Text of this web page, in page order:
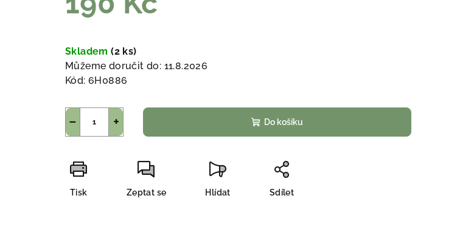
cena:
Skladem(2 ks)
Můžeme doručit do: 11.8.2026
Kód: 6H0886
+
− Do košíku
Tisk Zeptat se Hlídat Sdílet